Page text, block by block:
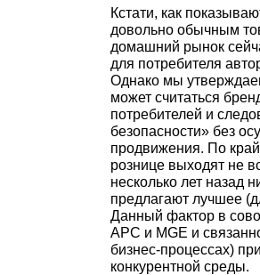
Кстати, как
довольно обычным
домашний рынок
для потребителя
Однако мы
может считаться
потребителей и
безопасности» без
продвижения. По
рознице выходят не
несколько лет назад
предлагают лучшее
Данный фактор в
APC и MGE и
бизнес-процессах)
конкурентной среды.